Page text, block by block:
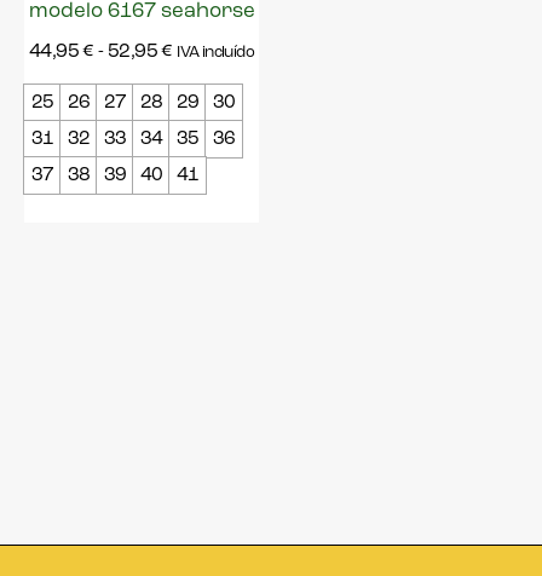
modelo 6167 seahorse
44,95€ - 52,95€ IVA incluído
25 26 27 28 29
30
31
32 33 34 35
36
37
38 39 40 41